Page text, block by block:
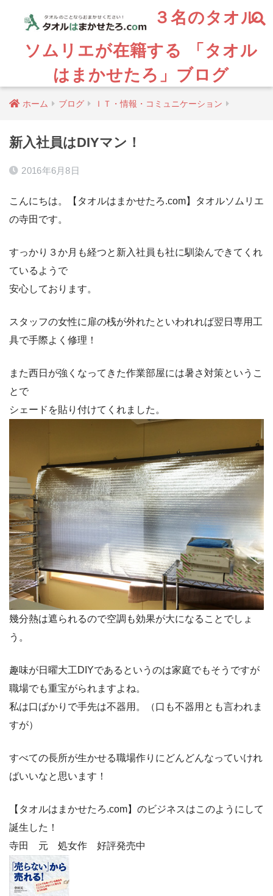
３名のタオル
ソムリエが在籍する 「タオル
はまかせたろ」ブログ
ホーム ブログ ＩＴ・情報・コミュニケーション
新入社員はDIYマン！
2016年6月8日
こんにちは。【タオルはまかせたろ.com】タオルソムリエ
の寺田です。
すっかり３か月も経つと新入社員も社に馴染んできてくれ
ているようで
安心しております。
スタッフの女性に扉の桟が外れたといわれれば翌日専用工
具で手際よく修理！
また西日が強くなってきた作業部屋には暑さ対策というこ
とで
シェードを貼り付けてくれました。
幾分熱は遮られるので空調も効果が大になることでしょ
う。
趣味が日曜大工DIYであるというのは家庭でもそうですが
職場でも重宝がられますよね。
私は口ばかりで手先は不器用。（口も不器用とも言われま
すが）
すべての長所が生かせる職場作りにどんどんなっていけれ
ばいいなと思います！
【タオルはまかせたろ.com】のビジネスはこのようにして
誕生した！
寺田 元 処女作 好評発売中